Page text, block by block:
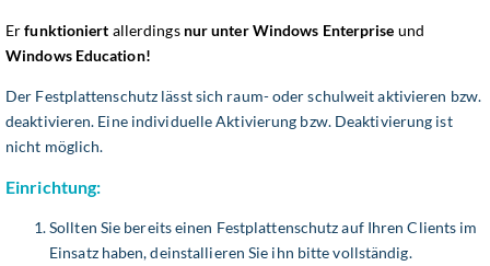
Erfunktioniert allerdings nur unter Windows Enterprise und
Windows Education!
Der Festplattenschutz lässt sich raum- oder schulweit aktivieren bzw.
deaktivieren. Eine individuelle Aktivierung bzw. Deaktivierung ist
nicht möglich.
Einrichtung:
Sollten Sie bereits einen Festplattenschutz auf Ihren Clients im
Einsatz haben, deinstallieren Sie ihn bitte vollständig.